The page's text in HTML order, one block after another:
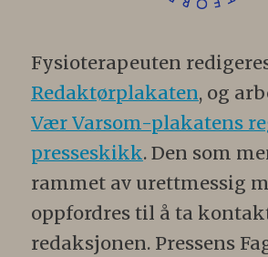
Fysioterapeuten
Redaktørplakaten, og
Vær Varsom-plakatens
presseskikk. Den som
rammet av urettmessig
oppfordres til å ta
redaksjonen. Pressens